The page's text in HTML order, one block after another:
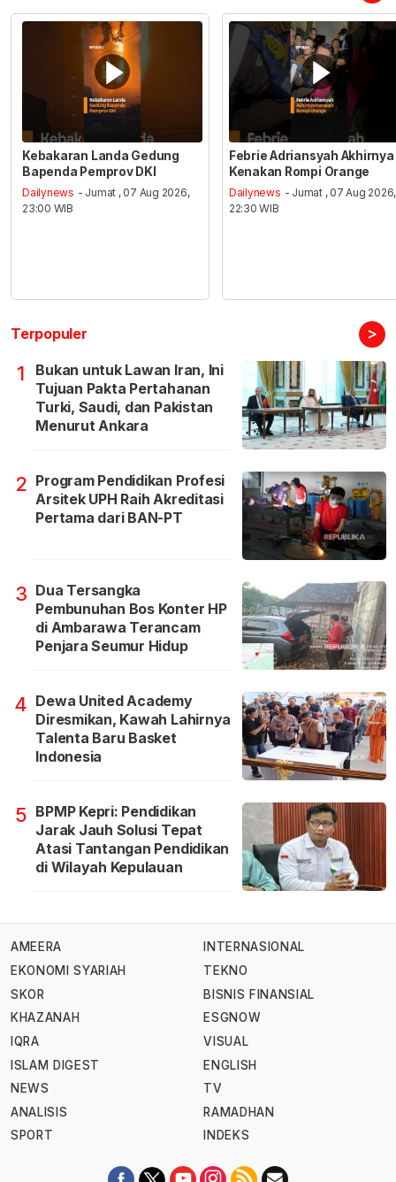
Kebakaran Landa Gedung
Bapenda Pemprov DKI
Dailynews - Jumat , 07 Aug 2026,
23:00 WIB
Febrie Adriansyah Akhirnya
Kenakan Rompi Orange
Dailynews - Jumat , 07 Aug 2026,
22:30 WIB
Terpopuler >
1
Bukan untuk Lawan Iran, Ini
Tujuan Pakta Pertahanan
Turki, Saudi, dan Pakistan
Menurut Ankara
2 Program Pendidikan Profesi
Arsitek UPH Raih Akreditasi
Pertama dari BAN-PT
3 Dua Tersangka
Pembunuhan Bos Konter HP
di Ambarawa Terancam
Penjara Seumur Hidup
4 Dewa United Academy
Diresmikan, Kawah Lahirnya
Talenta Baru Basket
Indonesia
5 BPMP Kepri: Pendidikan
Jarak Jauh Solusi Tepat
Atasi Tantangan Pendidikan
di Wilayah Kepulauan
AMEERA
EKONOMI SYARIAH
SKOR
KHAZANAH
IQRA
ISLAM DIGEST
NEWS
ANALISIS
SPORT
INTERNASIONAL
TEKNO
BISNIS FINANSIAL
ESGNOW
VISUAL
ENGLISH
TV
RAMADHAN
INDEKS